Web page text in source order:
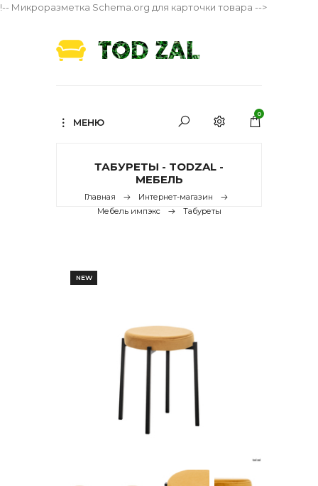
!-- Микроразметка Schema.org для карточки товара -->
МЕНЮ
0
ТАБУРЕТЫ - TODZAL -
МЕБЕЛЬ
Главная
Интернет-магазин
Мебель импэкс
Табуреты
NEW